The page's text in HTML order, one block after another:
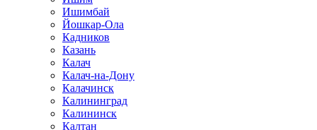
Ишимбай
Йошкар-Ола
Кадников
Казань
Калач
Калач-на-Дону
Калачинск
Калининград
Калининск
Калтан